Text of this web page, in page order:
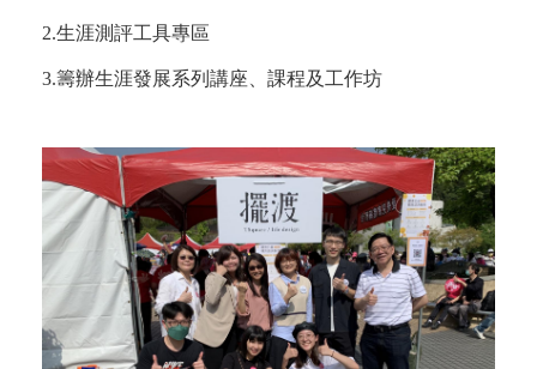
2.生涯測評工具專區
3.籌辦生涯發展系列講座、課程及工作坊